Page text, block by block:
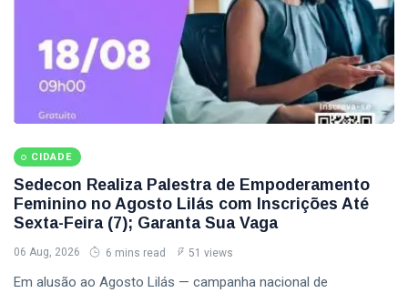
CIDADE
Sedecon Realiza Palestra de Empoderamento
Feminino no Agosto Lilás com Inscrições Até
Sexta-Feira (7); Garanta Sua Vaga
06 Aug, 2026 6 mins read 51 views
Em alusão ao Agosto Lilás — campanha nacional de